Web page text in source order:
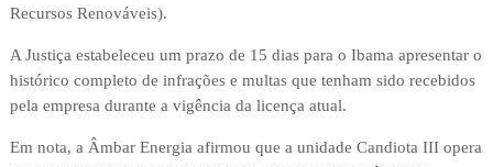
Recursos Renováveis).
A Justiça estabeleceu um prazo de 15 dias para o Ibama apresentar o
histórico completo de infrações e multas que tenham sido recebidos
pela empresa durante a vigência da licença atual.
Em nota, a Âmbar Energia afirmou que a unidade Candiota III opera